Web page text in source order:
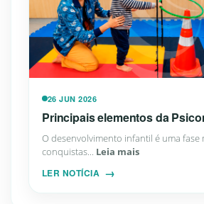
26 JUN 2026
Principais elementos da
O desenvolvimento infantil é uma fase
conquistas... Leia mais
LER NOTÍCIA